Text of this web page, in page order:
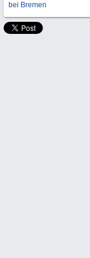
bei Bremen